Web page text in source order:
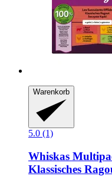
Warenkorb
5.0 (1)
Whiskas
Klassisches